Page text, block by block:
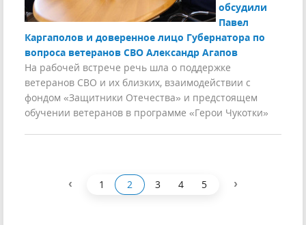
обсудили
Павел
Каргаполов и доверенное лицо Губернатора по
вопроса ветеранов СВО Александр Агапов
На рабочей встрече речь шла о поддержке
ветеранов СВО и их близких, взаимодействии с
фондом «Защитники Отечества» и предстоящем
обучении ветеранов в программе «Герои Чукотки»
‹ 1 2 3 4 5 ›